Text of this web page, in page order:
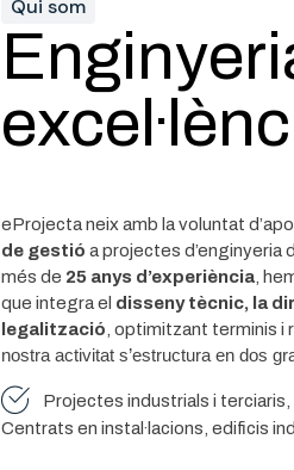
Qui som
eProjecta neix amb la voluntat
de gestió a projectes d’enginyeria
més de 25 anys d’experiència ,
que integra el disseny tècnic, la
legalització , optimitzant terminis i
nostra activitat s’estructura en dos
Projectes industrials i terciaris,
Centrats en instal·lacions, edificis